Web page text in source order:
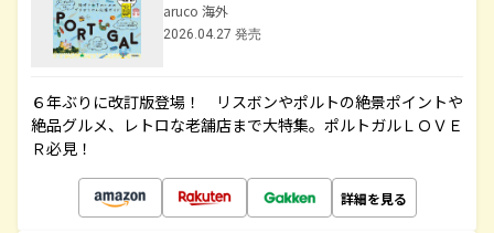
aruco 海外
2026.04.27 発売
６年ぶりに改訂版登場！ リスボンやポルトの絶景ポイントや
絶品グルメ、レトロな老舗店まで大特集。ポルトガルＬＯＶＥ
Ｒ必見！
詳細を見る